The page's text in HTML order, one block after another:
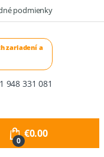
podmienky
948 331 081
0
€0.00